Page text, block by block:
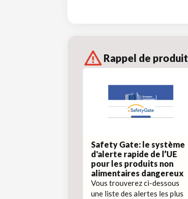
Rappel de produit
Safety Gate: le système
d'alerte rapide de l’UE
pour les produits non
alimentaires dangereux
Vous trouverez ci-dessous
une liste des alertes les plus